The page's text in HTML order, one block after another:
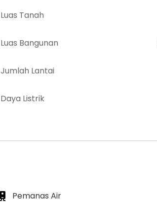
Luas Tanah
Luas Bangunan
Jumlah Lantai
Daya Listrik
Pemanas Air